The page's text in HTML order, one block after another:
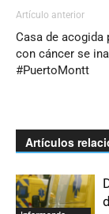
Artículo anterior
Casa de acogida
con cáncer se
#PuertoMontt
Artículos